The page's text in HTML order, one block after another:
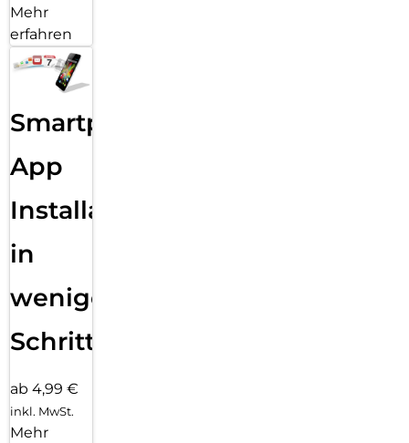
Mehr
erfahren
Smartphone
App
Installation
in
wenigen
Schritten
ab 4,99 €
inkl. MwSt.
Mehr